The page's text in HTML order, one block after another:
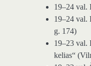
19–24 val.
19–24 val.
g. 174)
19–23 val.
kelias“